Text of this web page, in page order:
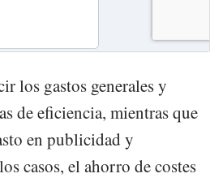
los gastos generales y
de eficiencia, mientras que
en publicidad y
casos, el ahorro de costes